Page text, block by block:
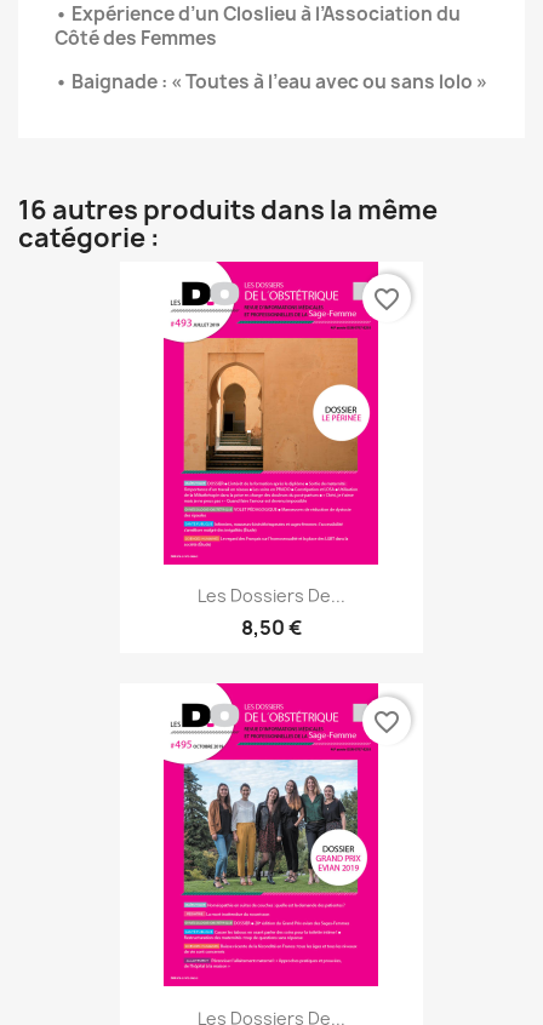
• Expérience d’un Closlieu à l’Association du
Côté des Femmes
• Baignade : « Toutes à l’eau avec ou sans lolo »
16 autres produits dans la même
catégorie :
Les Dossiers De...
8,50 €
favorite_border
Les Dossiers De...
favorite_border